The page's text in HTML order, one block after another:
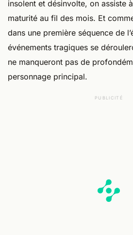
insolent et désinvolte, on assiste
maturité au fil des mois. Et
dans une première séquence de
événements tragiques se
ne manqueront pas de
personnage principal.
PUBLICITÉ